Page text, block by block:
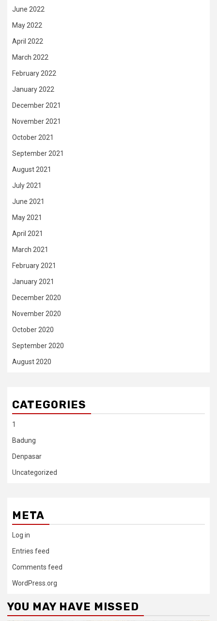
June 2022
May 2022
April 2022
March 2022
February 2022
January 2022
December 2021
November 2021
October 2021
September 2021
August 2021
July 2021
June 2021
May 2021
April 2021
March 2021
February 2021
January 2021
December 2020
November 2020
October 2020
September 2020
August 2020
CATEGORIES
1
Badung
Denpasar
Uncategorized
META
Log in
Entries feed
Comments feed
WordPress.org
YOU MAY HAVE MISSED